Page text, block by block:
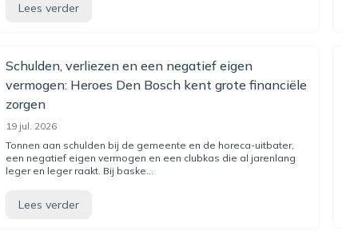
Lees verder
Schulden, verliezen en een negatief eigen
vermogen: Heroes Den Bosch kent grote financiële
zorgen
19 jul. 2026
Tonnen aan schulden bij de gemeente en de horeca-uitbater,
een negatief eigen vermogen en een clubkas die al jarenlang
leger en leger raakt. Bij baske...
Lees verder